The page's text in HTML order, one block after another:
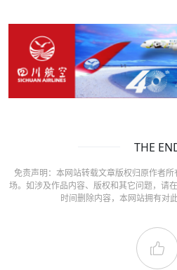
THE
免责声明：本网站转载文章版权归原作者
场。如涉及作品内容、版权和其它问题，请
时间删除内容，本网站拥有对